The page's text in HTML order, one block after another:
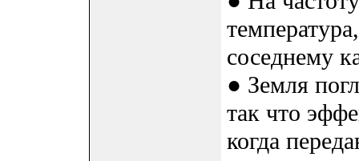
соседнему
● Земля
так что
когда